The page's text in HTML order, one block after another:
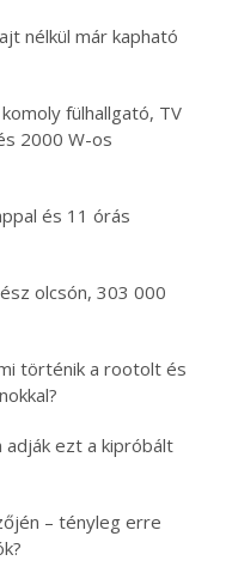
nélkül már kapható
fülhallgató, TV
2000 W-os
és 11 órás
olcsón, 303 000
történik a rootolt és
ezt a kipróbált
– tényleg erre